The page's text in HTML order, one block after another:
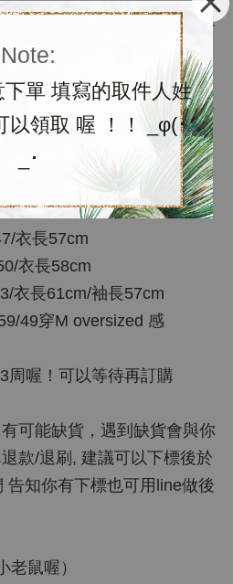
Note:
單 填寫的取件人姓
以領取 喔 ！！ _φ(･
_･
又到了小編推薦時間，最近
官網優惠讓我尋覓到我
)，是前男友版型牛仔外套，
款，版型寬鬆，輪廓顯的更
值很高很可以入手，所以小
喜歡的請手刀下單！
衣長57cm
衣長58cm
長61cm/袖長57cm
49穿M oversized 感
喔！可以等待再訂購
可能缺貨，遇到缺貨會與你
款/退刷, 建議可以下標後於
告知你有下標也可用line做後
老鼠喔）